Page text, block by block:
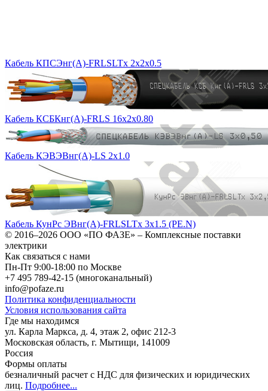
Кабель КПСЭнг(А)-FRLSLTx 2x2x0.5
Кабель КСБКнг(А)-FRLS 16х2х0.80
Кабель КЭВЭВнг(А)-LS 2х1.0
Кабель КунРс ЭВнг(А)-FRLSLTx 3х1.5 (PE.N)
© 2016–2026 ООО «ПО ФАЗЕ» – Комплексные поставки
электрики
Как связаться с нами
Пн-Пт 9:00-18:00 по Москве
+7 495 789-42-15 (многоканальный)
info@pofaze.ru
Политика конфиденциальности
Условия использования сайта
Где мы находимся
ул. Карла Маркса, д. 4, этаж 2, офис 212-3
Московская область, г. Мытищи, 141009
Россия
Формы оплаты
безналичный расчет с НДС для физических и юридических
лиц. Подробнее...